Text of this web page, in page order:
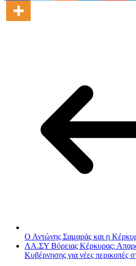
Ο Αντώνης Σαμαράς και η
ΛΑ.ΣΥ Βόρειας Κέρκυρας:
Κυβέρνησης για νέες περικοπές